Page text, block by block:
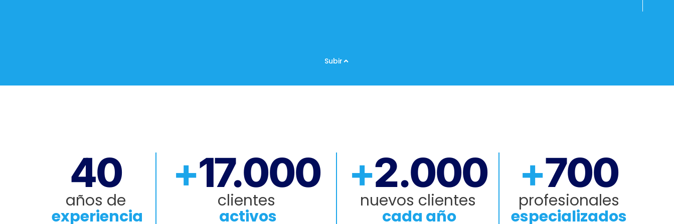
Subir
años de
experiencia
40
clientes
activos
+17.000
nuevos clientes
cada año
+2.000
profesionales
especializados
+700